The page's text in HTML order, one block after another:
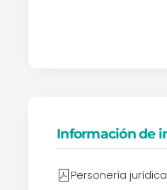
Información de
Personería jurídica